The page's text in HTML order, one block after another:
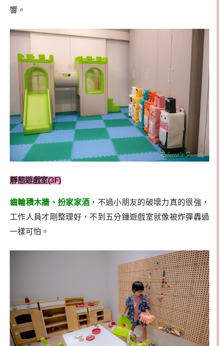
響。
靜態遊戲室(3F)
齒輪積木牆、扮家家酒 ，不過小朋友的破壞力真的很強，
工作人員才剛整理好，不到五分鐘遊戲室就像被炸彈轟過
一樣可怕。